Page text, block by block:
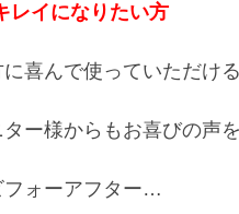
レイになりたい方
喜んで使っていただけ
ー様からもお喜びの声
フォーアフター…